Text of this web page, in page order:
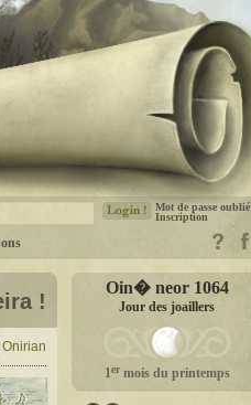
Mot de passe oublié
Inscription
Oin� neor 1064
Jour des joaillers
1ermois du printemps
!
Onirian